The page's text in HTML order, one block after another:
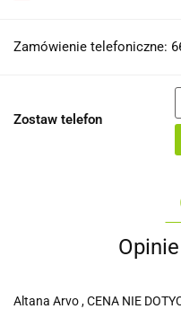
Zamówienie telefoniczne:
Zostaw telefon
Altana Arvo , CENA NIE